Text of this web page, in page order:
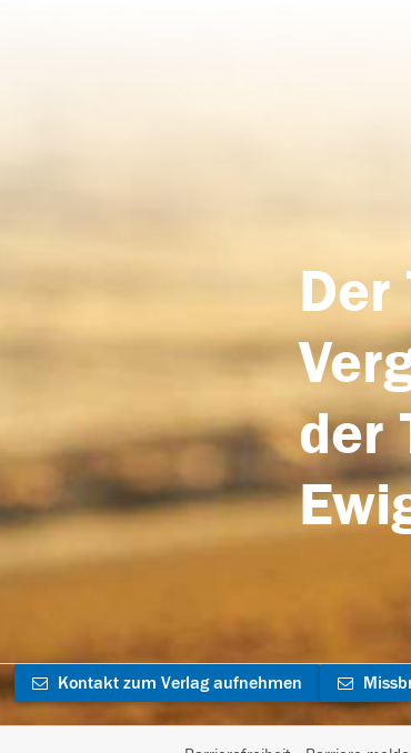
der
Kontakt zum Verlag aufnehmen